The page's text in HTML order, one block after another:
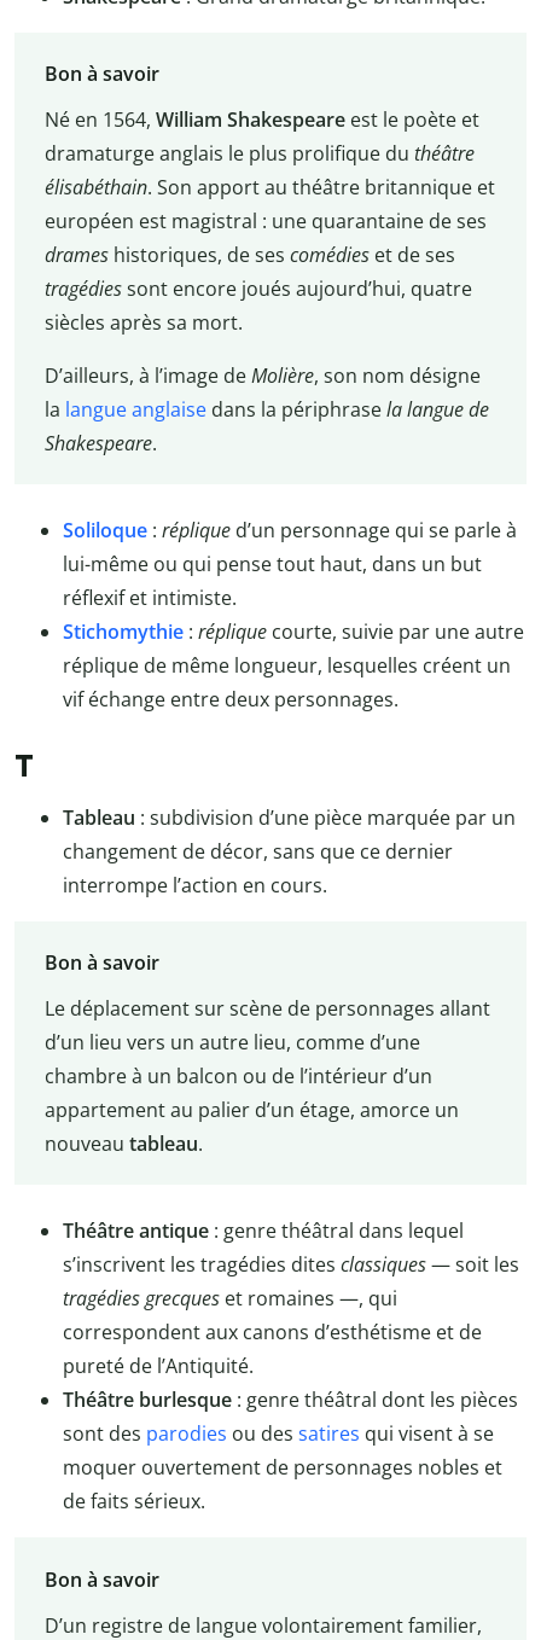
Bon à savoir
Né en 1564, William Shakespeareest le poète et
dramaturge anglais le plus prolifique du théâtre
élisabéthain. Son apport au théâtre britannique et
européen est magistral : une quarantaine de ses
drameshistoriques, de ses comédieset de ses
tragédiessont encore joués aujourd’hui, quatre
siècles après sa mort.
D’ailleurs, à l’image deMolière, son nom désigne
la langue anglaisedans la périphrasela langue de
Shakespeare.
Soliloque : réplique d’un personnage qui se parle à
lui-même ou qui pense tout haut, dans un but
réflexif et intimiste.
Stichomythie : réplique courte, suivie par une autre
réplique de même longueur, lesquelles créent un
vif échange entre deux personnages.
T
Tableau : subdivision d’une pièce marquée par un
changement de décor, sans que ce dernier
interrompe l’action en cours.
Bon à savoir
Le déplacement sur scène de personnages allant
d’un lieu vers un autre lieu, comme d’une
chambre à un balcon ou de l’intérieur d’un
appartement au palier d’un étage, amorce un
nouveau tableau.
Théâtre antique : genre théâtral dans lequel
s’inscrivent les tragédies dites classiques— soit les
tragédies grecques et romaines —, qui
correspondent aux canons d’esthétisme et de
pureté de l’Antiquité.
Théâtre burlesque : genre théâtral dont les pièces
sont des parodies ou des satires qui visent à se
moquer ouvertement de personnages nobles et
de faits sérieux.
Bon à savoir
D’un registre de langue volontairement familier,